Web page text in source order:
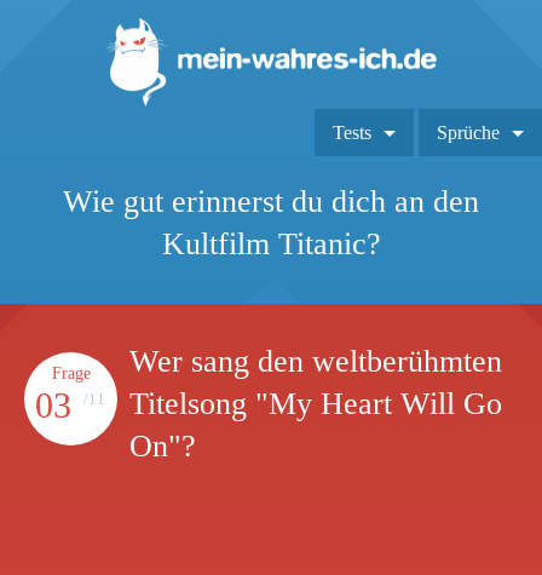
Tests Sprüche
Wie gut erinnerst du dich an den
Kultfilm Titanic?
Frage
03 /11
Wer sang den weltberühmten
Titelsong "My Heart Will Go
On"?